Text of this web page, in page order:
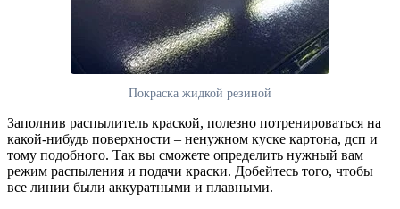
Покраска жидкой резиной
Заполнив распылитель краской, полезно потренироваться на
какой-нибудь поверхности – ненужном куске картона, дсп и
тому подобного. Так вы сможете определить нужный вам
режим распыления и подачи краски. Добейтесь того, чтобы
все линии были аккуратными и плавными.